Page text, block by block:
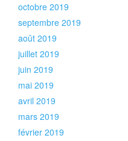
octobre 2019
septembre 2019
août 2019
juillet 2019
juin 2019
mai 2019
avril 2019
mars 2019
février 2019